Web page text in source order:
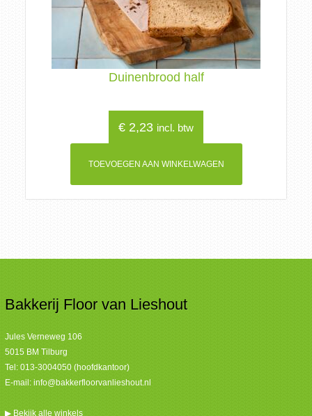
Duinenbrood half
€ 2,23 incl. btw
TOEVOEGEN AAN WINKELWAGEN
Bakkerij Floor van Lieshout
Jules Verneweg 106
5015 BM Tilburg
Tel: 013-3004050 (hoofdkantoor)
E-mail: info@bakkerfloorvanlieshout.nl
▶ Bekijk alle winkels